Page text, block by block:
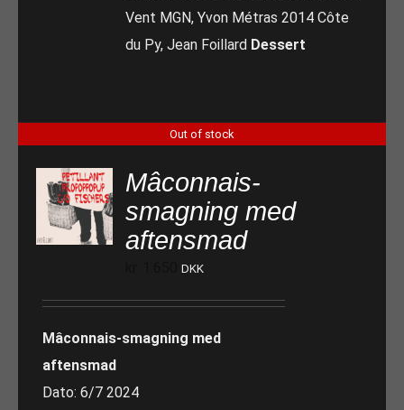
Vent MGN, Yvon Métras 2014 Côte
du Py, Jean Foillard Dessert
Out of stock
Mâconnais-
smagning med
aftensmad
DKK
Mâconnais-smagning med
aftensmad
Dato: 6/7 2024